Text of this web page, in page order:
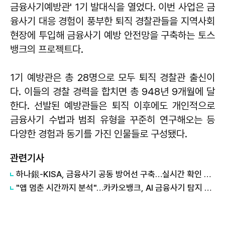
금융사기예방관' 1기 발대식을 열었다. 이번 사업은 금
융사기 대응 경험이 풍부한 퇴직 경찰관들을 지역사회
현장에 투입해 금융사기 예방 안전망을 구축하는 토스
뱅크의 프로젝트다.
1기 예방관은 총 28명으로 모두 퇴직 경찰관 출신이
다. 이들의 경찰 경력을 합치면 총 948년 9개월에 달
한다. 선발된 예방관들은 퇴직 이후에도 개인적으로
금융사기 수법과 범죄 유형을 꾸준히 연구해오는 등
다양한 경험과 동기를 가진 인물들로 구성됐다.
관련기사
하나銀-KISA, 금융사기 공동 방어선 구축…실시간 확인 서비스 도입
"앱 멈춘 시간까지 분석"…카카오뱅크, AI 금융사기 탐지 모델 도입